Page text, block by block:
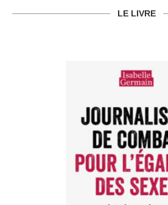
LE LIVRE